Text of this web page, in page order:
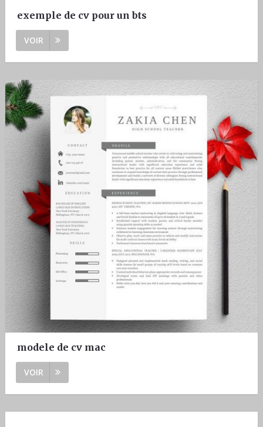
exemple de cv pour un bts
VOIR
modele de cv mac
VOIR